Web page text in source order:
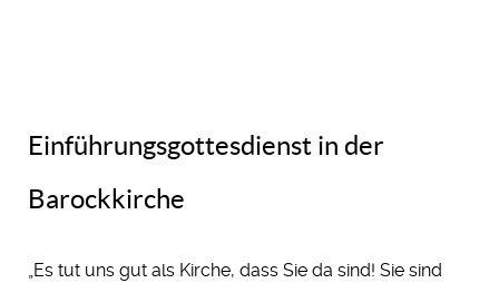
Einführungsgottesdienst in der
Barockkirche
„Es tut uns gut als Kirche, dass Sie da sind! Sie sind